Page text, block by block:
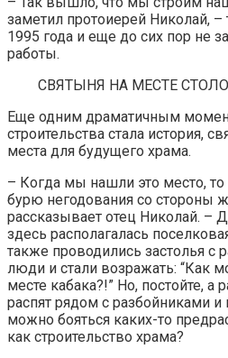
заметил протоиерей Николай, –
1995 года и еще до сих пор не
работы.
СВЯТЫНЯ НА МЕСТЕ
Еще одним драматичным
строительства стала история,
места для будущего храма.
– Когда мы нашли это место,
бурю негодования со стороны
рассказывает отец Николай. –
здесь располагалась
также проводились застолья с
люди и стали возражать: “Как
месте кабака?!” Но, постойте, а
распят рядом с разбойниками и
можно бояться каких-то
как строительство храма?